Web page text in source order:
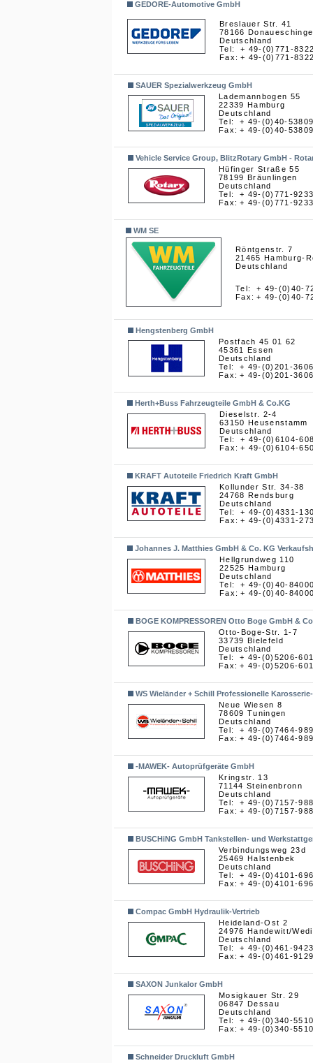
GEDORE-Automotive GmbH
Breslauer Str. 41
78166
Deutschland
Tel:
Fax:
+ 49-(0)771-
+ 49-(0)771-
SAUER Spezialwerkzeug GmbH
Lademannbogen 55
22339 Hamburg
Deutschland
Tel:
Fax:
+ 49-(0)40-
+ 49-(0)40-
Vehicle Service Group, BlitzRotary GmbH -
Hüfinger Straße 55
78199 Bräunlingen
Deutschland
Tel:
Fax:
+ 49-(0)771-
+ 49-(0)771-
WM SE
Röntgenstr. 7
21465 Hamburg-
Deutschland
Tel:
Fax:
+ 49-(0)40-
+ 49-(0)40-
Hengstenberg GmbH
Postfach 45 01 62
45361 Essen
Deutschland
Tel:
Fax:
+ 49-(0)201-
+ 49-(0)201-
Herth+Buss Fahrzeugteile GmbH & Co.KG
Dieselstr. 2-4
63150 Heusenstamm
Deutschland
Tel:
Fax:
+ 49-(0)6104-
+ 49-(0)6104-
KRAFT Autoteile Friedrich Kraft GmbH
Kollunder Str. 34-38
24768 Rendsburg
Deutschland
Tel:
Fax:
+ 49-(0)4331-
+ 49-(0)4331-
Johannes J. Matthies GmbH & Co. KG
Hellgrundweg 110
22525 Hamburg
Deutschland
Tel:
Fax:
+ 49-(0)40-
+ 49-(0)40-
BOGE KOMPRESSOREN Otto Boge GmbH &
Otto-Boge-Str. 1-7
33739 Bielefeld
Deutschland
Tel:
Fax:
+ 49-(0)5206-
+ 49-(0)5206-
WS Wieländer + Schill Professionelle
Neue Wiesen 8
78609 Tuningen
Deutschland
Tel:
Fax:
+ 49-(0)7464-
+ 49-(0)7464-
-MAWEK- Autoprüfgeräte GmbH
Kringstr. 13
71144 Steinenbronn
Deutschland
Tel:
Fax:
+ 49-(0)7157-
+ 49-(0)7157-
BUSCHiNG GmbH Tankstellen- und
Verbindungsweg 23d
25469 Halstenbek
Deutschland
Tel:
Fax:
+ 49-(0)4101-
+ 49-(0)4101-
Compac GmbH Hydraulik-Vertrieb
Heideland-Ost 2
24976 Handewitt/
Deutschland
Tel:
Fax:
+ 49-(0)461-
+ 49-(0)461-
SAXON Junkalor GmbH
Mosigkauer Str. 29
06847 Dessau
Deutschland
Tel:
Fax:
+ 49-(0)340-
+ 49-(0)340-
Schneider Druckluft GmbH